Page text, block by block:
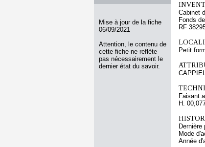
Mise à jour de la fiche
06/09/2021
Attention, le contenu de
cette fiche ne reflète
pas nécessairement le
dernier état du savoir.
Cabinet
Fonds
RF
Petit
Faisant
H.
Mode
Année